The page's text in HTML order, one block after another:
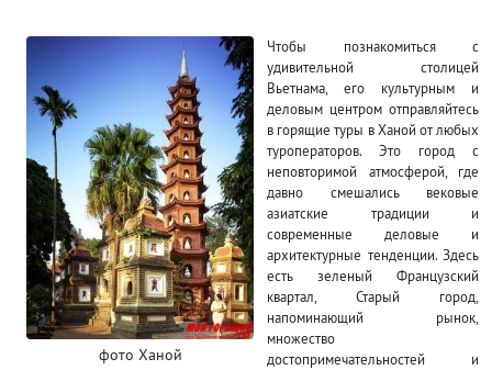
фото Ханой
Чтобы познакомиться с
удивительной столицей
Вьетнама, его культурным и
деловым центром отправляйтесь
в горящие туры в Ханой от любых
туроператоров. Это город с
неповторимой атмосферой, где
давно смешались вековые
азиатские традиции и
современные деловые и
архитектурные тенденции. Здесь
есть зеленый Французский
квартал, Старый город,
напоминающий рынок,
множество
достопримечательностей и